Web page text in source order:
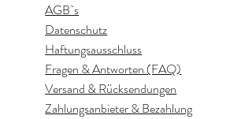
AGB`s
Datenschutz
Haftungsausschluss
Fragen & Antworten (FAQ)
Versand & Rücksendungen
Zahlungsanbieter & Bezahlung